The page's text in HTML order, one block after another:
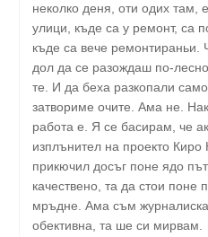
неколко деня, оти одих там,
улици, къде са у ремонт, са
къде са вече ремонтираньи.
дол да се разождаш по-
те. И да беха разкопали
затвориме очите. Ама не.
работа е. Я се басирам, че
изплънител на проекто Киро
прикючил досъг поне ядо
качествено, та да стои поне
мръдне. Ама съм
обективна, та ше си мирвам.